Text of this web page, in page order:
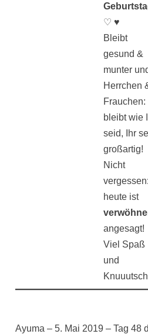
♡ ♥
Bleibt
gesund &
munter
Herrchen
Frauchen:
bleibt wie
seid, Ihr
großartig!
Nicht
vergessen:
heute ist
angesagt!
Viel Spaß
und
Ayuma – 5. Mai 2019 – Tag 48